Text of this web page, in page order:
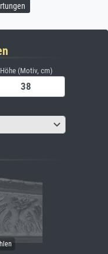
Höhe (Motiv, cm)